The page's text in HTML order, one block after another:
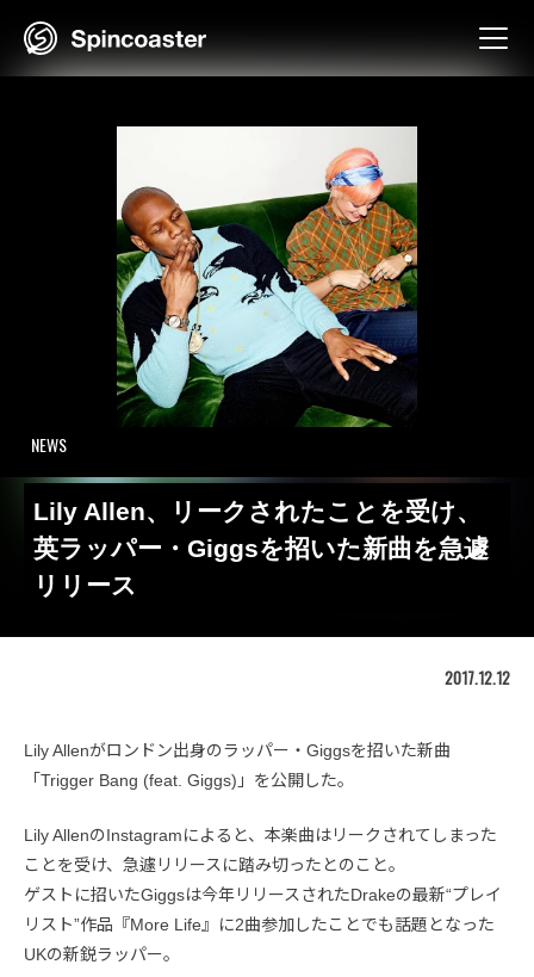
content
NEWS
Lily Allen、リークされたことを受け、
英ラッパー・Giggsを招いた新曲を急遽
リリース
2017.12.12
Lily Allenがロンドン出身のラッパー・Giggsを招いた新曲
「Trigger Bang (feat. Giggs)」を公開した。
Lily AllenのInstagramによると、本楽曲はリークされてしまった
ことを受け、急遽リリースに踏み切ったとのこと。
ゲストに招いたGiggsは今年リリースされたDrakeの最新“プレイ
リスト”作品『More Life』に2曲参加したことでも話題となった
UKの新鋭ラッパー。